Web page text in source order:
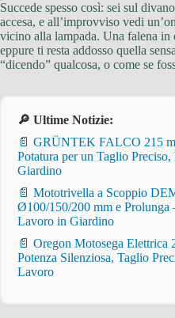
Succede spesso così: sei sul
accesa, e all’improvviso vedi
vicino alla lampada. Una falena in
eppure ti resta addosso quella
“dicendo” qualcosa, o come se
🔎 Ultime Notizie:
📄 GRÜNTEK FALCO 215
Potatura per un Taglio
Giardino
📄 Mototrivella a Scoppio
Ø100/150/200 mm e Prolunga
Lavoro in Giardino
📄 Oregon Motosega Elettrica
Potenza Silenziosa, Taglio
Lavoro